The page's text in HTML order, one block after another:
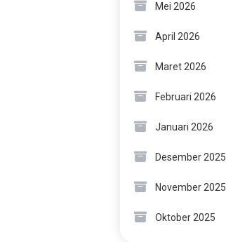
Mei 2026
April 2026
Maret 2026
Februari 2026
Januari 2026
Desember 2025
November 2025
Oktober 2025